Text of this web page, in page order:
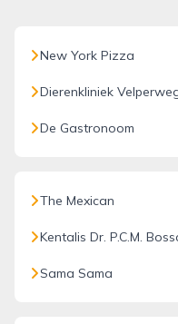
New York Pizza
Dierenkliniek
De Gastronoom
The Mexican
Kentalis Dr. P.C.M.
Sama Sama